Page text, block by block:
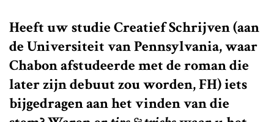
Heeft uw studie Creatief Schrijven (aan
de Universiteit van Pennsylvania, waar
Chabon afstudeerde met de roman die
later zijn debuut zou worden, FH) iets
bijgedragen aan het vinden van die